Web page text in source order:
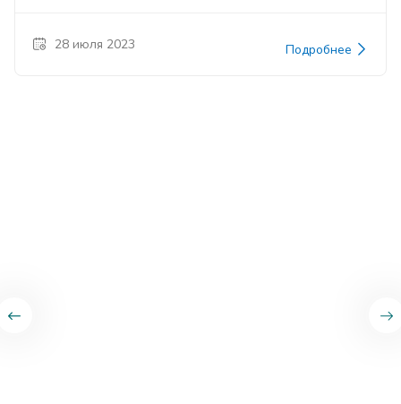
28 июля 2023 Подробнее